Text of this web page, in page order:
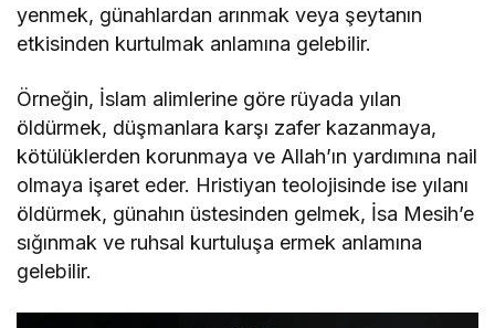
yenmek, günahlardan arınmak veya şeytanın
etkisinden kurtulmak anlamına gelebilir.
Örneğin, İslam alimlerine göre rüyada yılan
öldürmek, düşmanlara karşı zafer kazanmaya,
kötülüklerden korunmaya ve Allah’ın yardımına nail
olmaya işaret eder. Hristiyan teolojisinde ise yılanı
öldürmek, günahın üstesinden gelmek, İsa Mesih’e
sığınmak ve ruhsal kurtuluşa ermek anlamına
gelebilir.